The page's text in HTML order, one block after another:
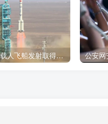
神舟二十号载人飞船发射取得圆满成功